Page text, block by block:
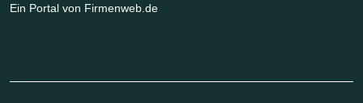
Ein Portal von Firmenweb.de